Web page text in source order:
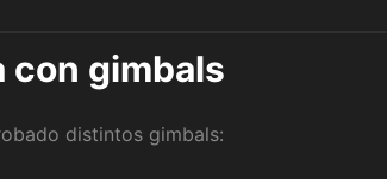
con gimbals
distintos gimbals: